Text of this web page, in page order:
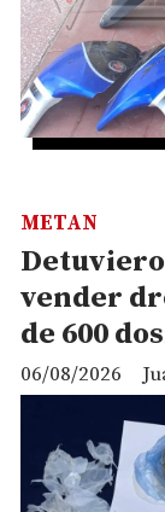
vender
de 600
METAN
06/08/2026